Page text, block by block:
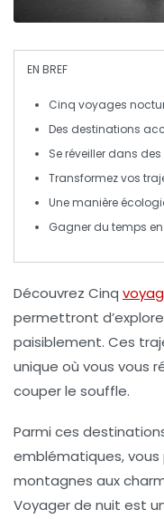
EN BREF
Cinq voyages
Des destinations
Se réveiller dans
Transformez vos
Une manière
Gagner du temps
Découvrez Cinq
permettront
paisiblement. Ces
unique où vous vous
couper le souffle.
Parmi ces
emblématiques,
montagnes aux
Voyager de nuit est